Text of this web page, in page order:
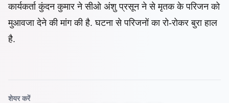
कार्यकर्ता कुंदन कुमार ने सीओ अंशु प्रसून ने से मृतक के परिजन को
मुआवजा देने की मांग की है. घटना से परिजनों का रो-रोकर बुरा हाल
है.
शेयर करें